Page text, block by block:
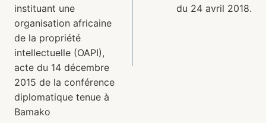
instituant une
organisation africaine
de la propriété
intellectuelle (OAPI),
acte du 14 décembre
2015 de la conférence
diplomatique tenue à
Bamako
du 24 avril 2018.